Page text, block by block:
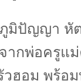
มิปัญญา หั
กพ่อครูแ
ฮอม พร้อ